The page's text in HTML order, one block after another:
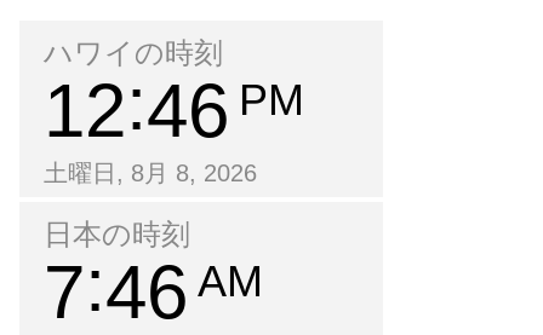
ハワイの時刻
12 46 PM
土曜日, 8月 8, 2026
日本の時刻
7 46 AM